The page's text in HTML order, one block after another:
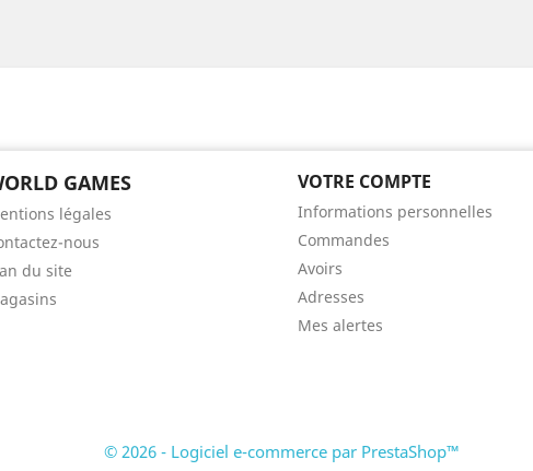
GAMES
légales
nous
du site
VOTRE COMPTE
Informations personnelles
Commandes
Avoirs
Adresses
Mes alertes
© 2026 - Logiciel e-commerce par PrestaShop™